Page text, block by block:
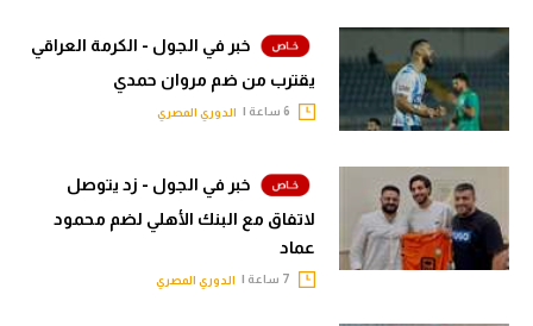
خبر في الجول - الكرمة العراقي
يقترب من ضم مروان حمدي
الدوري المصري
خبر في الجول - زد يتوصل
لاتفاق مع البنك الأهلي لضم محمود
عماد
الدوري المصري